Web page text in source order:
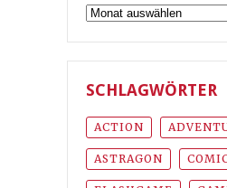
Archiv
SCHLAGWÖRTER
ACTION
ASTRAGON